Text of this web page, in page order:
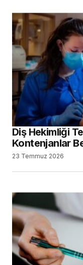
Diş Hekimliği
Kontenjanlar
23 Temmuz 2026